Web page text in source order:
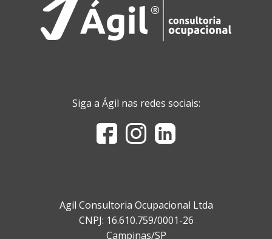
Siga a Ágil nas redes sociais:
Agil Consultoria Ocupacional Ltda
CNPJ: 16.610.759/0001-26
Campinas/SP